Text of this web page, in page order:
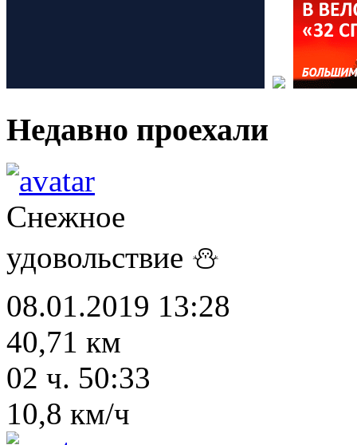
Недавно проехали
Снежное
удовольствие ⛄
08.01.2019 13:28
40,71 км
02 ч. 50:33
10,8 км/ч